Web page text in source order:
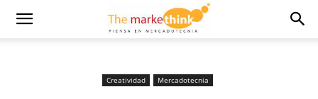
Creatividad Mercadotecnia